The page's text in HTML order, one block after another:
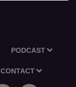
PODCAST
CONTACT